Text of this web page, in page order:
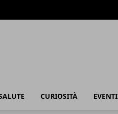
CURIOSITÀ EVENTI